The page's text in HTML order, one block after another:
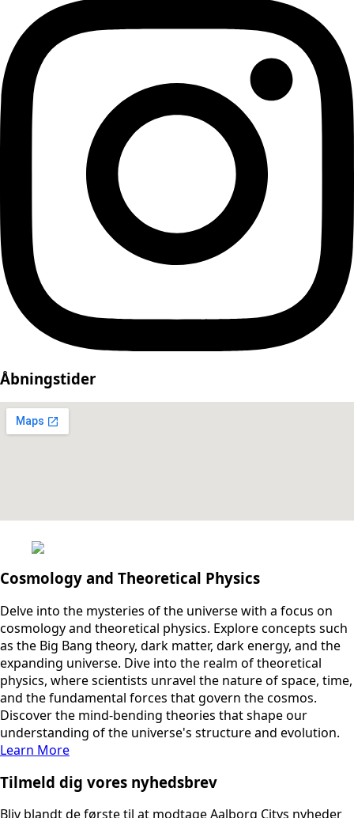
Åbningstider
Cosmology and Theoretical Physics
Delve into the mysteries of the universe with a focus on
cosmology and theoretical physics. Explore concepts such
as the Big Bang theory, dark matter, dark energy, and the
expanding universe. Dive into the realm of theoretical
physics, where scientists unravel the nature of space, time,
and the fundamental forces that govern the cosmos.
Discover the mind-bending theories that shape our
understanding of the universe's structure and evolution.
Learn More
Tilmeld dig vores nyhedsbrev
Bliv blandt de første til at modtage Aalborg Citys nyheder